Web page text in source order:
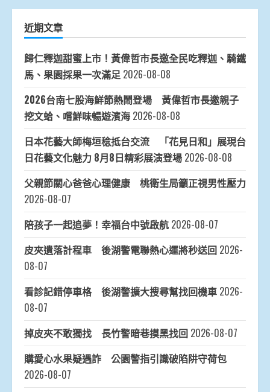
近期文章
歸仁釋迦甜蜜上市！黃偉哲市長邀全民吃釋迦、騎鐵
馬、果園採果一次滿足 2026-08-08
2026台南七股海鮮節熱鬧登場 黃偉哲市長邀親子
挖文蛤、嚐鮮味暢遊濱海 2026-08-08
日本花藝大師梅垣稔抵台交流 「花見日和」展現台
日花藝文化魅力 8月8日精彩展演登場 2026-08-08
父親節關心爸爸心理健康 桃衛生局籲正視男性壓力
2026-08-07
陪孩子一起追夢！幸福台中號啟航 2026-08-07
皮夾遺落計程車 後湖警電聯熱心運將秒送回 2026-
08-07
看診記錯停車格 後湖警擴大搜尋幫找回機車 2026-
08-07
掉皮夾不敢獨找 長竹警暗巷摸黑找回 2026-08-07
購愛心水果疑遇詐 公園警指引識破陷阱守荷包
2026-08-07